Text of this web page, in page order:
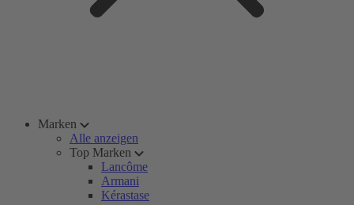
Marken
Alle anzeigen
Top Marken
Lancôme
Armani
Kérastase